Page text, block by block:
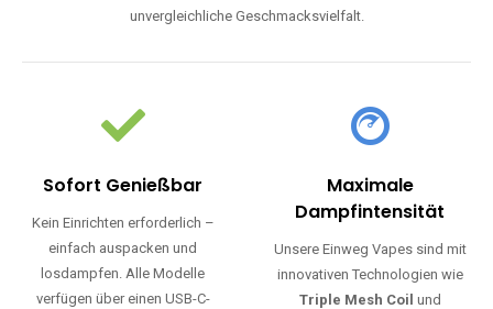
unvergleichliche Geschmacksvielfalt.
Sofort Genießbar
Kein Einrichten erforderlich –
einfach auspacken und
losdampfen. Alle Modelle
verfügen über einen USB-C-
Maximale
Dampfintensität
Unsere Einweg Vapes sind mit
innovativen Technologien wie
Triple Mesh Coil und